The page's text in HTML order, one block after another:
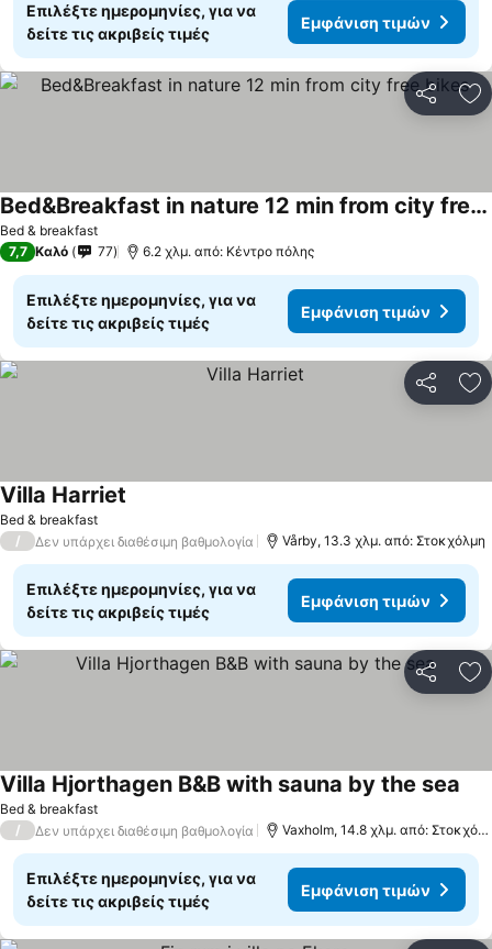
Επιλέξτε ημερομηνίες, για να
δείτε τις ακριβείς τιμές
Εμφάνιση τιμών
Bed & breakfast
Bed&Breakfast in nature 12 min from city free bikes
7,7 Καλό 77 6.2 χλμ. από: Κέντρο πόλης
Επιλέξτε ημερομηνίες, για να
δείτε τις ακριβείς τιμές
Εμφάνιση τιμών
Bed & breakfast
Villa Harriet
/ Δεν υπάρχει διαθέσιμη βαθμολογία Vårby, 13.3 χλμ. από: Στοκχόλμη
Επιλέξτε ημερομηνίες, για να
δείτε τις ακριβείς τιμές
Εμφάνιση τιμών
Bed & breakfast
Villa Hjorthagen B&B with sauna by the sea
/ Δεν υπάρχει διαθέσιμη βαθμολογία Vaxholm, 14.8 χλμ. από: Στοκχόλμη
Επιλέξτε ημερομηνίες, για να
δείτε τις ακριβείς τιμές
Εμφάνιση τιμών